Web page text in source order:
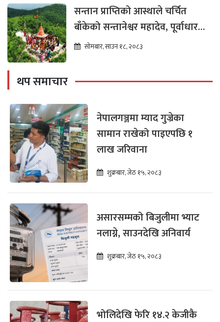
सन्तान प्राप्तिको आस्थाले चर्चित
बाँकेको सन्तानेश्वर महादेव, पूर्वाधार
विकासको पर्खाइमा
सोमबार, साउन १८, २०८३
थप समाचार
नेपालगञ्जमा म्याद गुज्रेका
सामान राखेको पाइएपछि १
लाख जरिवाना
शुक्रबार, जेठ १५, २०८३
असारसम्मको बिजुलीमा भ्याट
नलाग्ने, साउनदेखि अनिवार्य
शुक्रबार, जेठ १५, २०८३
भोलिदेखि फेरि १४.२ केजीकै